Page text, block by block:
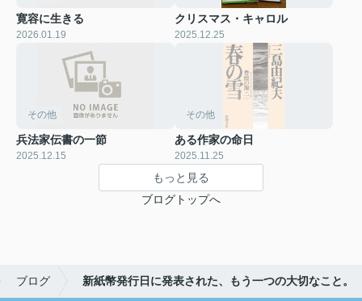
寛容に生きる
2026.01.19
クリスマス・キャロル
2025.12.25
その他
兵法家伝書の一節
2025.12.15
その他
ある作家の命日
2025.11.25
もっと見る
ブログトップへ
ブログ 新紙幣発行日に発表された、もう一つの大切なこと。